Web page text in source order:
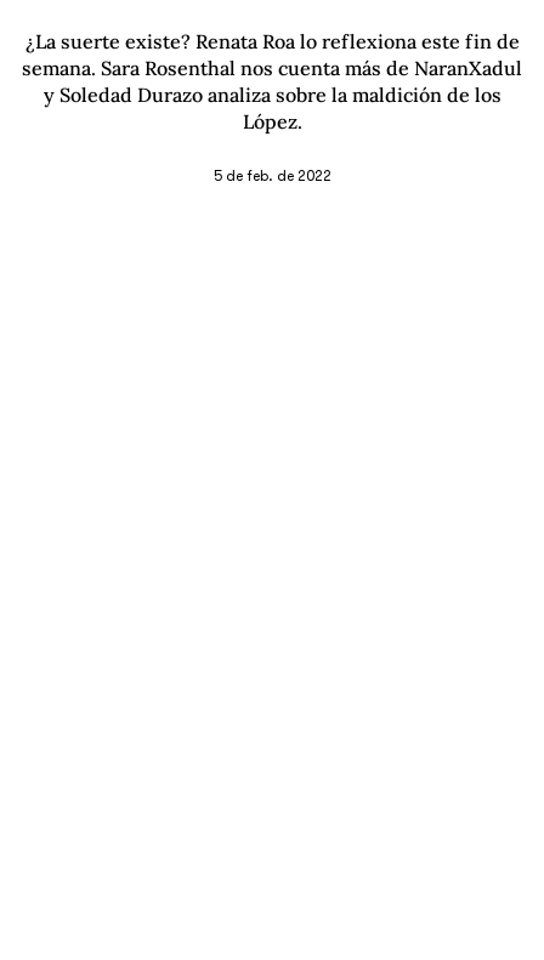
¿La suerte existe? Renata Roa lo reflexiona este fin de
semana. Sara Rosenthal nos cuenta más de NaranXadul
y Soledad Durazo analiza sobre la maldición de los
López.
5 de feb. de 2022